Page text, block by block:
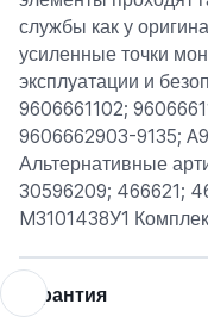
службы как у
усиленные точки
эксплуатации и
9606661102;
9606662903-9135;
Альтернативные
30596209; 466621;
M3101438У1
Гарантия